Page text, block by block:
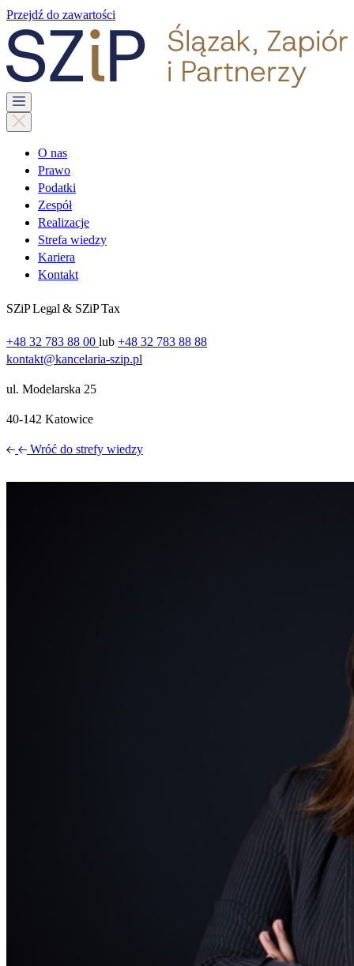
Przejdź do zawartości
O nas
Prawo
Podatki
Zespół
Realizacje
Strefa wiedzy
Kariera
Kontakt
SZiP Legal & SZiP Tax
+48 32 783 88 00 lub +48 32 783 88 88
kontakt@kancelaria-szip.pl
ul. Modelarska 25
40‑142 Katowice
Wróć do strefy wiedzy